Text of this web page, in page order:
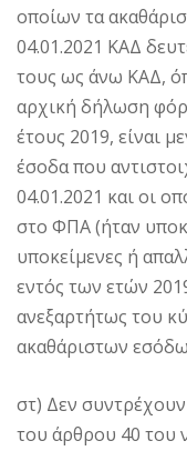
οποίων τα
04.01.2021 ΚΑΔ
τους ως άνω ΚΑΔ,
αρχική δήλωση
έτους 2019, είναι
έσοδα που
04.01.2021 και οι
στο ΦΠΑ (ήταν
υποκείμενες ή
εντός των ετών
ανεξαρτήτως του
ακαθάριστων
στ) Δεν
του άρθρου 40 του